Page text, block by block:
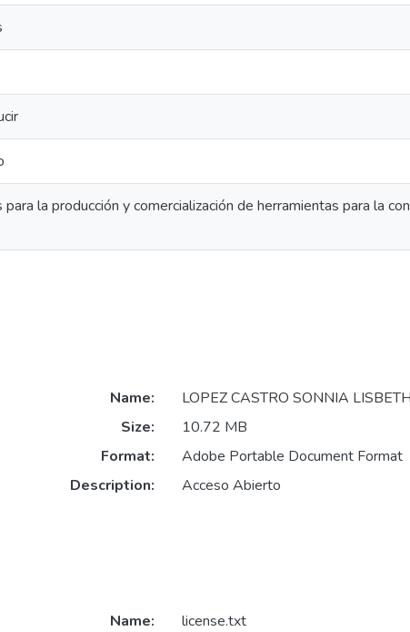
la producción y comercialización de herramientas para la
Name:
LOPEZ CASTRO SONNIA
Size:
10.72 MB
Format:
Adobe Portable Document Format
Description:
Acceso Abierto
Name:
license.txt